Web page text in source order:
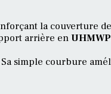
la couverture
arrière en
simple courbure